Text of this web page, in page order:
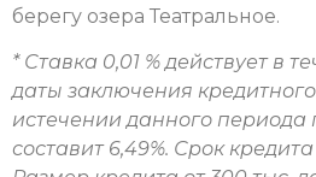
берегу озера Театральное.
* Ставка 0,01 % действует в
даты заключения
истечении данного периода
составит 6,49%. Срок кредита